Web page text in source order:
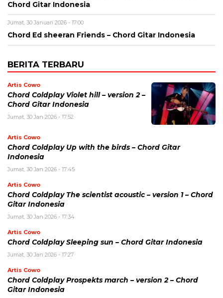
Chord Gitar Indonesia
Jumat, 30 Januari 2026 - 17:00
Chord Ed sheeran Friends – Chord Gitar Indonesia
BERITA TERBARU
Artis Cowo
Chord Coldplay Violet hill – version 2 –
Chord Gitar Indonesia
Jumat, 30 Jan 2026 - 17:52
Artis Cowo
Chord Coldplay Up with the birds – Chord Gitar
Indonesia
Jumat, 30 Jan 2026 - 17:45
Artis Cowo
Chord Coldplay The scientist acoustic – version 1 – Chord
Gitar Indonesia
Jumat, 30 Jan 2026 - 17:34
Artis Cowo
Chord Coldplay Sleeping sun – Chord Gitar Indonesia
Jumat, 30 Jan 2026 - 17:27
Artis Cowo
Chord Coldplay Prospekts march – version 2 – Chord
Gitar Indonesia